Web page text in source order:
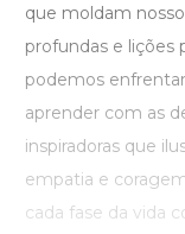
que moldam
profundas e lições
podemos
aprender com as
inspiradoras que
empatia e
cada fase da vida